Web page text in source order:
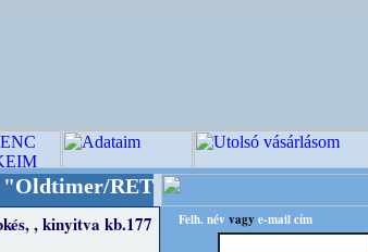
designba!
+++++++
, kinyitva kb.177
Felh. név vagy e-mail cím